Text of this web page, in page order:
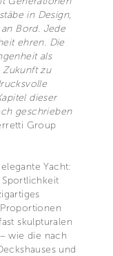
in Design,
Bord. Jede
ehren. Die
als
zu
dieser
geschrieben
Group
Yacht:
skulpturalen
wie die nach
und